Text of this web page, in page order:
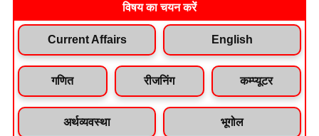
विषय का चयन करें
Current Affairs English
गणित रीजनिंग कम्प्यूटर
अर्थव्यवस्था भूगोल